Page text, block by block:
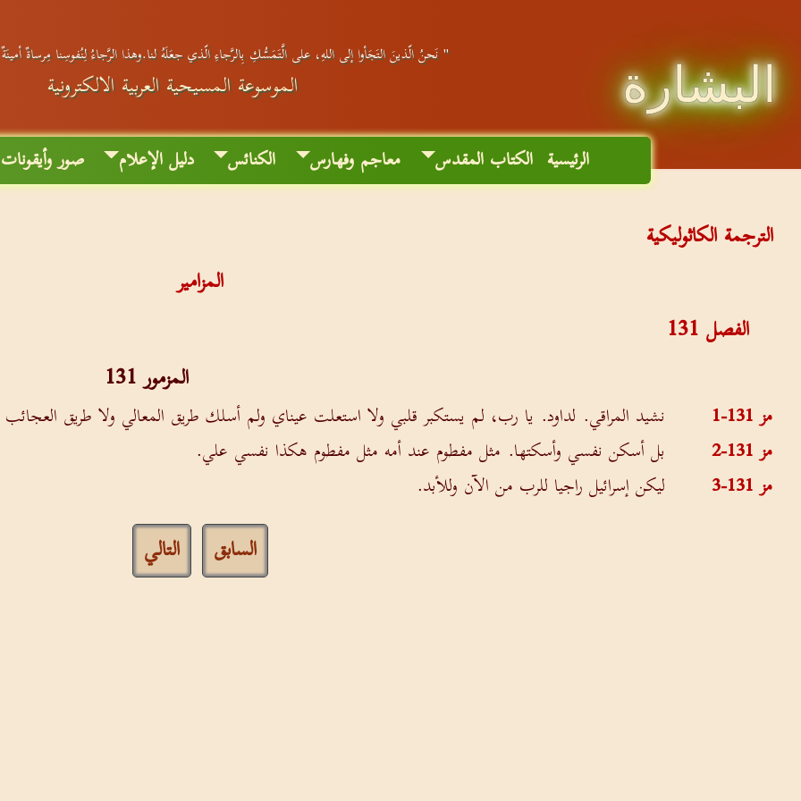
البشارة
" نَحنُ الّذينَ التَجَأوا إلى اللهِ، على الَّتَمَسُّكِ بِالرَّجاءِ الّذي جعَلَهُ لنا.وهذا الرَّجاءُ لِنُفوسِنا مِرساةٌ
الموسوعة المسيحية العربية الالكترونية
الرئيسية الكتاب المقدس معاجم وفهارس الكنائس دليل الإعلام صور وأيقونات
الترجمة الكاثوليكية
المزامير
الفصل131
المزمور 131
مز 131-1
نشيد المراقي. لداود. يا رب، لم يستكبر قلبي ولا استعلت عيناي ولم أسلك طريق المعالي ولا طريق
مز 131-2
بل أسكن نفسي وأسكتها. مثل مفطوم عند أمه مثل مفطوم هكذا نفسي علي.
مز 131-3
ليكن إسرائيل راجيا للرب من الآن وللأبد.
السابق التالي